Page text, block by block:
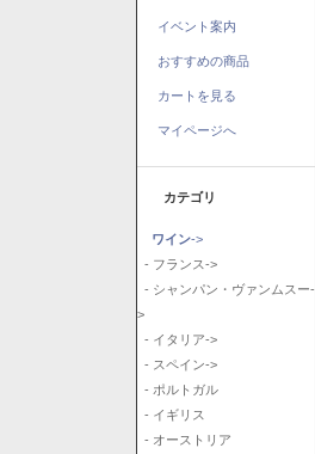
イベント案内
おすすめの商品
カートを見る
マイページへ
カテゴリ
ワイン->
- フランス->
- シャンパン・ヴァンムスー-
>
- イタリア->
- スペイン->
- ポルトガル
- イギリス
- オーストリア